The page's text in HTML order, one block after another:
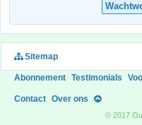
Sitemap
Abonnement Testimonials
Contact Over ons
© 2017